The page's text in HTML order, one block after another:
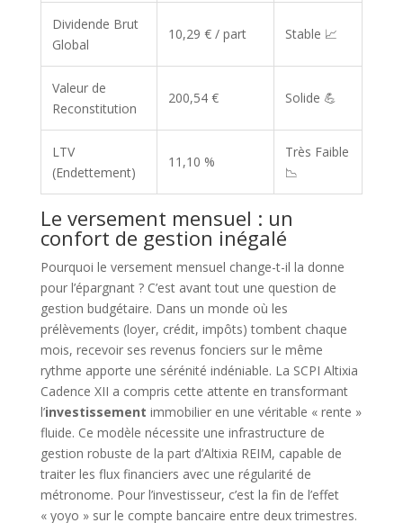
Dividende Brut
Global
10,29 € / part Stable 📈
Valeur de
Reconstitution
200,54 € Solide 💪
LTV
(Endettement)
11,10 %
Très Faible
📉
Le versement mensuel : un
confort de gestion inégalé
Pourquoi le versement mensuel change-t-il la donne
pour l’épargnant ? C’est avant tout une question de
gestion budgétaire. Dans un monde où les
prélèvements (loyer, crédit, impôts) tombent chaque
mois, recevoir ses revenus fonciers sur le même
rythme apporte une sérénité indéniable. La SCPI Altixia
Cadence XII a compris cette attente en transformant
l’investissement immobilier en une véritable « rente »
fluide. Ce modèle nécessite une infrastructure de
gestion robuste de la part d’Altixia REIM, capable de
traiter les flux financiers avec une régularité de
métronome. Pour l’investisseur, c’est la fin de l’effet
« yoyo » sur le compte bancaire entre deux trimestres.